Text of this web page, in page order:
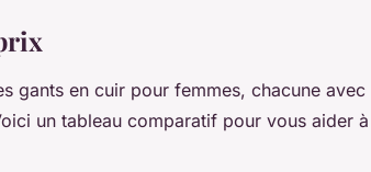
gants en cuir pour femmes, chacune avec
un tableau comparatif pour vous aider à